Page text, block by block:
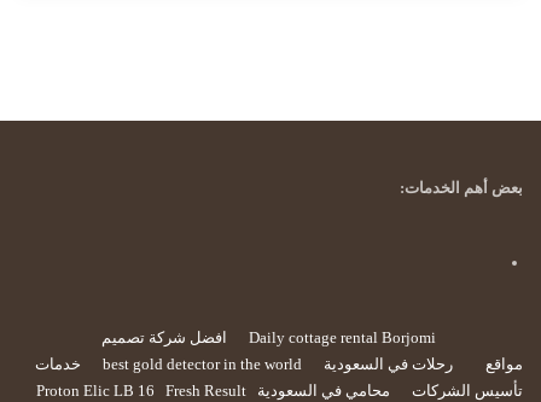
بعض أهم الخدمات:
Daily cottage rental Borjomi
افضل شركة تصميم
مواقع
رحلات في السعودية best gold detector in the world
خدمات
تأسيس الشركات
محامي في السعودية Proton Elic LB 16
Fresh Result